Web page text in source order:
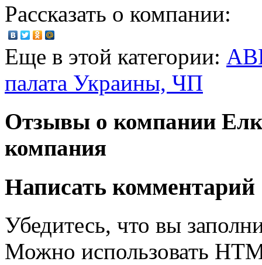
Рассказать о компании:
Еще в этой категории:
палата Украины, ЧП
Отзывы о компании
компания
Написать комментарий
Убедитесь, что вы
Можно использовать